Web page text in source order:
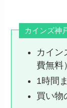
カインズ神
カイン
費無料）
1時間
買い物